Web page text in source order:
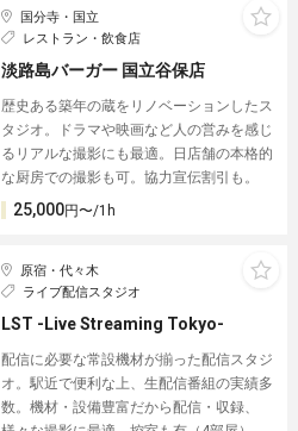
国分寺・国立
レストラン・飲食店
淡路島バーガー 国立谷保店
歴史ある築年の蔵をリノベーションしたス
タジオ。ドラマや映画など人の営みを感じ
るリアルな撮影にも最適。日店舗の本格的
な厨房での撮影も可。協力宣伝割引も。
25,000円〜/1h
原宿・代々木
ライブ配信スタジオ
LST -Live Streaming Tokyo-
配信に必要な常設機材が揃った配信スタジ
オ。駅近で便利な上、生配信番組の実績多
数。機材・設備豊富だから配信・収録、